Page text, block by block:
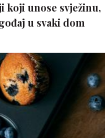
koji unose svježinu,
u svaki dom